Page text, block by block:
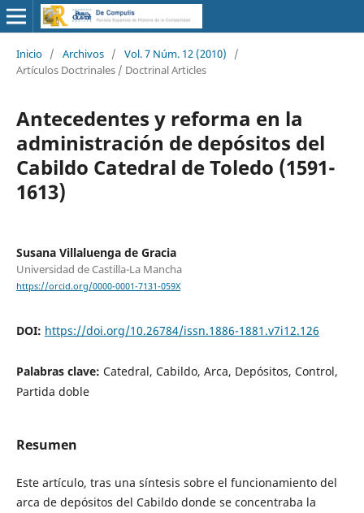
Inicio / Archivos / Vol. 7 Núm. 12 (2010)
/
Artículos Doctrinales / Doctrinal Articles
Antecedentes y reforma en la
administración de depósitos del
Cabildo Catedral de Toledo (1591-
1613)
Susana Villaluenga de Gracia
Universidad de Castilla-La Mancha
https://orcid.org/0000-0001-7131-059X
DOI: https://doi.org/10.26784/issn.1886-1881.v7i12.126
Palabras clave: Catedral, Cabildo, Arca, Depósitos, Control,
Partida doble
Resumen
Este artículo, tras una síntesis sobre el funcionamiento del
arca de depósitos del Cabildo donde se concentraba la